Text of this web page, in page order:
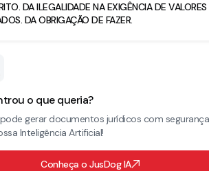
DA ILEGALIDADE NA EXIGÊNCIA DE VALORES
DA OBRIGAÇÃO DE FAZER.
o que queria?
gerar documentos jurídicos com segurança
Inteligência Artificial!
Conheça o JusDog IA